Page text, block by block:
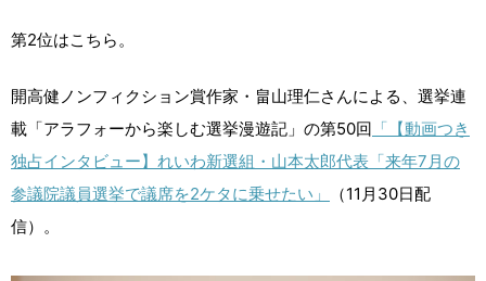
第2位はこちら。
開高健ノンフィクション賞作家・畠山理仁さんによる、選挙連
載「アラフォーから楽しむ選挙漫遊記」の第50回 「【動画つき
独占インタビュー】れいわ新選組・山本太郎代表「来年7月の
参議院議員選挙で議席を2ケタに乗せたい」
（11月30日配
信）。